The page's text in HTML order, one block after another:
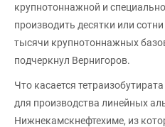
крупнотоннажной и
производить десятки или
тысячи крупнотоннажных
подчеркнул Вернигоров.
Что касается
для производства линейных
Нижнекамскнефтехиме, из